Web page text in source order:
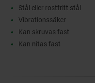
Stål eller rostfritt stål
Vibrationssäker
Kan skruvas fast
Kan nitas fast